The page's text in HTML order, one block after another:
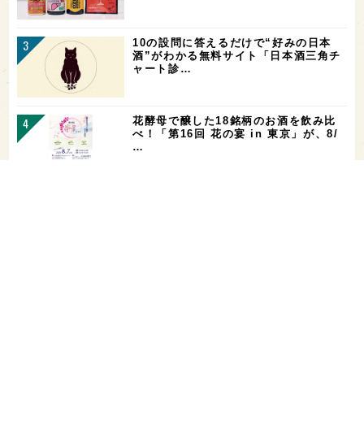
10の設問に答えるだけで“好みの日本
酒”がわかる無料サイト「日本酒三角チ
ャート診…
花酵母で醸した18銘柄のお酒を飲み比
べ！「第16回 花の宴 in 東京」が、8/
…